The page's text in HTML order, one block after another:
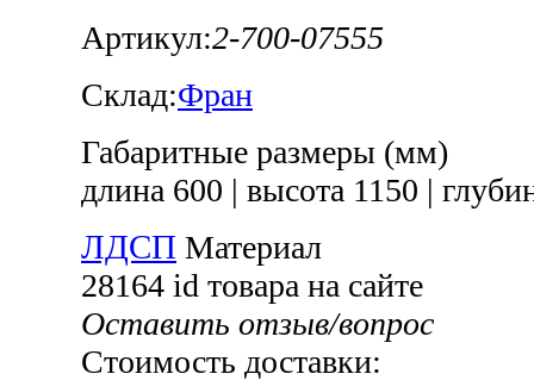
Артикул:2-700-07555
Склад:Фран
Габаритные размеры (мм)
длина 600 | высота 1150 |
ЛДСП Материал
28164 id товара на сайте
Оставить отзыв/вопрос
Стоимость доставки: